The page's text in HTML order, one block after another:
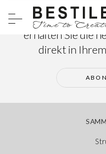
Abonnieren Sie
erhalten Sie die
direkt in